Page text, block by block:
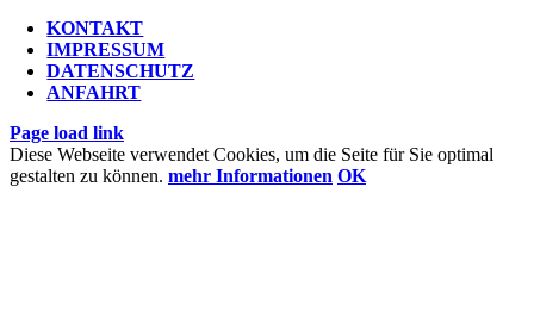
KONTAKT
IMPRESSUM
DATENSCHUTZ
ANFAHRT
Page load link
Diese Webseite verwendet Cookies, um die Seite für Sie optimal
gestalten zu können. mehr Informationen OK